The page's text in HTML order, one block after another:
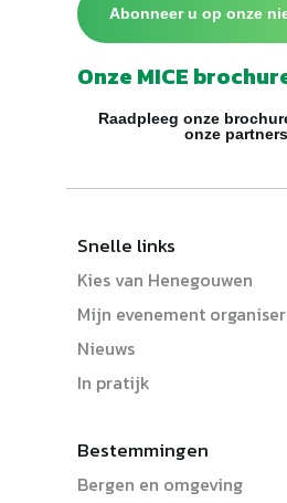
Abonneer u op onze
Onze MICE
Raadpleeg onze
onze partners
Snelle links
Kies van Henegouwen
Mijn evenement
Nieuws
In pratijk
Bestemmingen
Bergen en omgeving